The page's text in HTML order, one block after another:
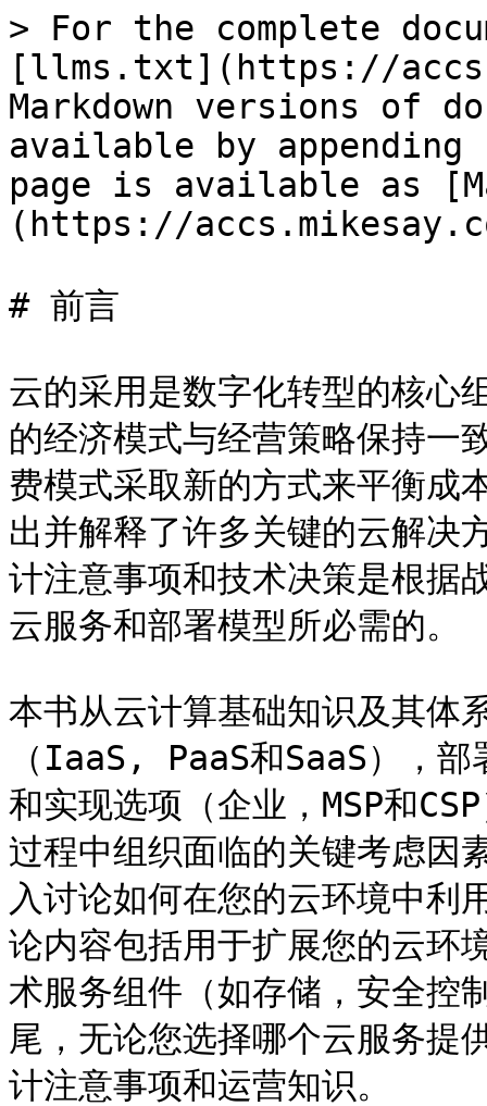
> For the complete
[llms.txt](https://
Markdown versions of
available by
page is available as
(https://
# 前言
云的采用是数字化转型的核心
的经济模式与经营策略保持一
费模式采取新的方式来平衡成
出并解释了许多关键的云解决
计注意事项和技术决策是根据
云服务和部署模型所必需的。
本书从云计算基础知识及其体
（IaaS, PaaS和SaaS），部
和实现选项（企业，MSP和
过程中组织面临的关键考虑因
入讨论如何在您的云环境中利
论内容包括用于扩展您的云环
术服务组件（如存储，安全控
尾，无论您选择哪个云服务提
计注意事项和运营知识。